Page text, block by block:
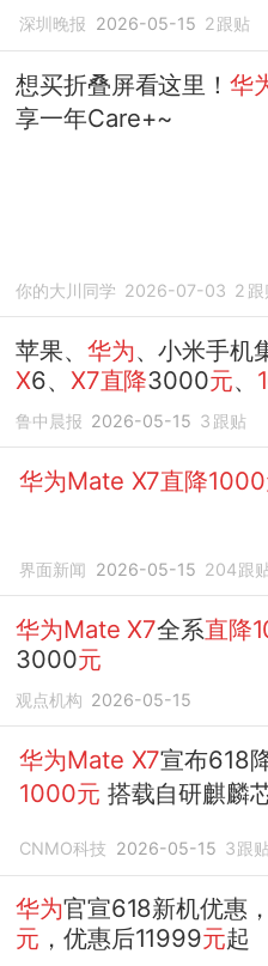
深圳晚报 2026-05-15 2跟贴
想买折叠屏看这里！华
享一年Care+~
你的大川同学 2026-07-03 2
苹果、 华为、小米手机
X6、 X7直降3000元、
15Ultra直降 1500 元，
鲁中晨报 2026-05-15 3 跟贴
华为Mate X7直降
界面新闻 2026-05-15 204跟
华为Mate X7全系直降
3000元
观点机构 2026-05-15
华为Mate X7宣布618
1000元 搭载自研麒麟
CNMO科技 2026-05-15 3跟
华为官宣618新机优惠，
元 ，优惠后11999元起